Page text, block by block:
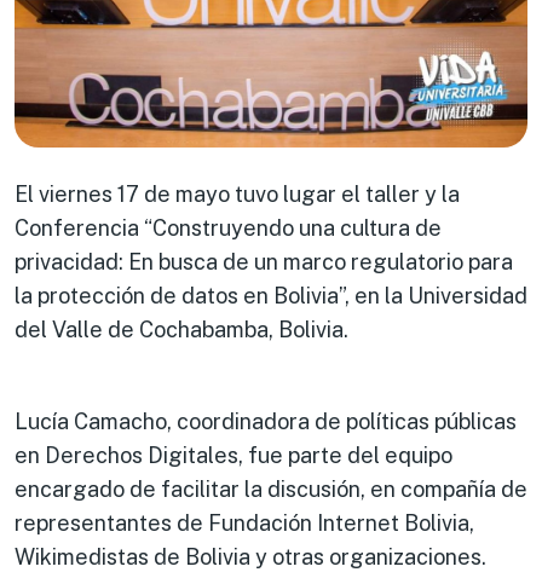
El viernes 17 de mayo tuvo lugar el taller y la
Conferencia “Construyendo una cultura de
privacidad: En busca de un marco regulatorio para
la protección de datos en Bolivia”, en la Universidad
del Valle de Cochabamba, Bolivia.
Lucía Camacho, coordinadora de políticas públicas
en Derechos Digitales, fue parte del equipo
encargado de facilitar la discusión, en compañía de
representantes de Fundación Internet Bolivia,
Wikimedistas de Bolivia y otras organizaciones.